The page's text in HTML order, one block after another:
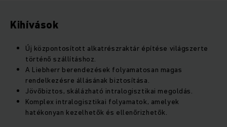
Kihívások
Új központosított alkatrészraktár építése világszerte
történő szállításhoz.
A Liebherr berendezések folyamatosan magas
rendelkezésre állásának biztosítása.
Jövőbiztos, skálázható intralogisztikai megoldás.
Komplex intralogisztikai folyamatok, amelyek
hatékonyan kezelhetők és ellenőrizhetők.